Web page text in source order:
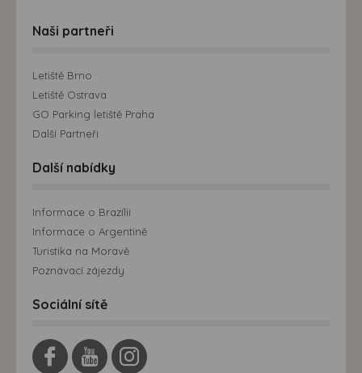
Naši partneři
Letiště Brno
Letiště Ostrava
GO Parking letiště Praha
Další Partneři
Další nabídky
Informace o Brazílii
Informace o Argentině
Turistika na Moravě
Poznávací zájezdy
Sociální sítě